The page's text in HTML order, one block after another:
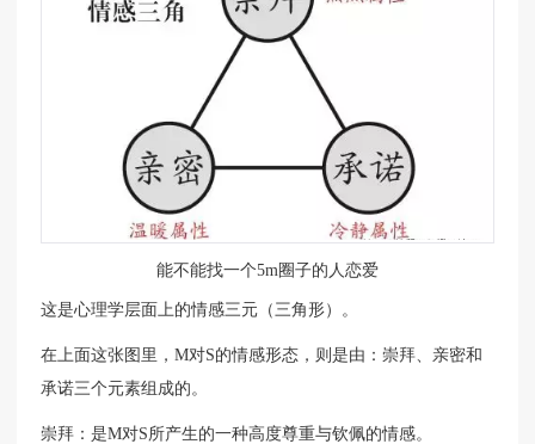
能不能找一个5m圈子的人恋爱
这是心理学层面上的情感三元（三角形）。
在上面这张图里，M对S的情感形态，则是由：崇拜、亲密和
承诺三个元素组成的。
崇拜：是M对S所产生的一种高度尊重与钦佩的情感。